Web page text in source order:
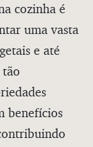
cozinha é
uma vasta
e até
tão
benefícios